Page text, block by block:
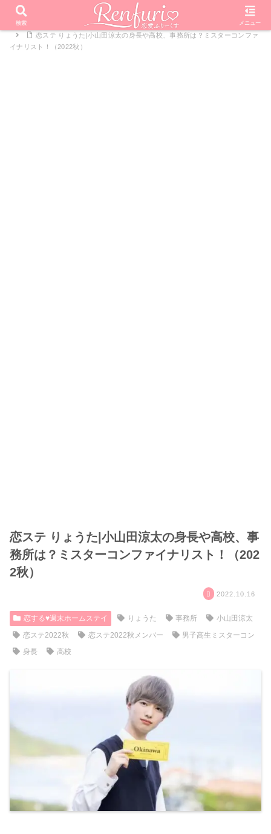
PR
ホーム 恋愛リアリティーショー
恋する♥週末ホームステイ
恋ステ りょうた|小山田涼太の身長や高校、事務所は？ミスターコンファ
イナリスト！（2022秋）
恋ステ りょうた|小山田涼太の身長や高校、事
務所は？ミスターコンファイナリスト！（202
2秋）
2022.10.16
恋する♥週末ホームステイ りょうた 事務所
小山田涼太
恋ステ2022秋
恋ステ2022秋メンバー
男子高生ミスターコン
身長
高校
検索 メニュー